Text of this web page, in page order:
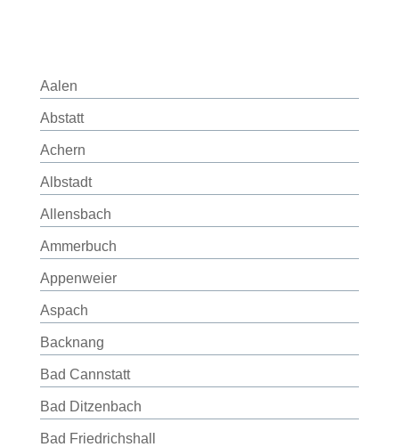
Aalen
Abstatt
Achern
Albstadt
Allensbach
Ammerbuch
Appenweier
Aspach
Backnang
Bad Cannstatt
Bad Ditzenbach
Bad Friedrichshall